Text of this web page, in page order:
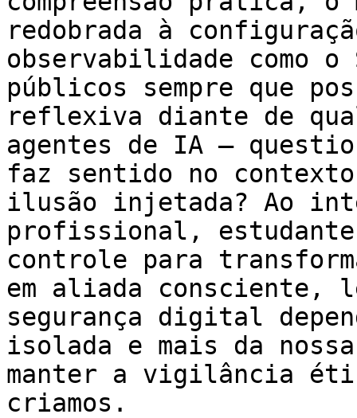
redobrada à
observabilidade como o
públicos sempre que
reflexiva diante de
agentes de IA —
faz sentido no
ilusão injetada? Ao
profissional, estudante
controle para
em aliada consciente,
segurança digital
isolada e mais da
manter a vigilância
criamos.